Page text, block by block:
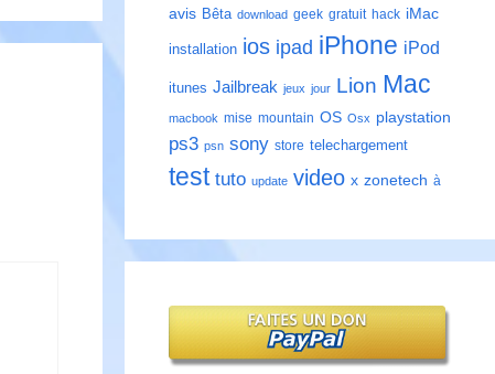
avis Bêta download geek gratuit hack iMac
installation ios ipad iPhone iPod
itunes Jailbreak jeux jour Lion Mac
macbook mise mountain OS Osx playstation
ps3 psn sony store telechargement
test tuto update video x zonetech à